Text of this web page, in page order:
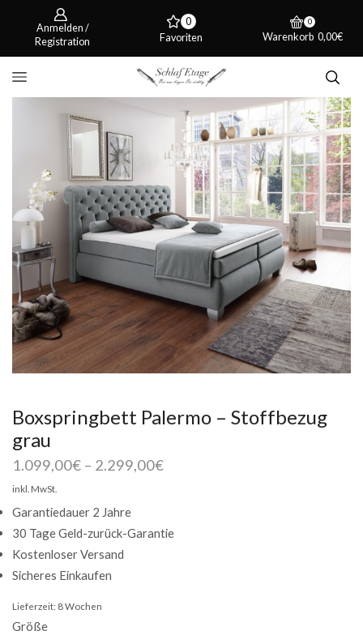
Anmelden /
Registration
0
Favoriten
0
Warenkorb 0,00€
Boxspringbett Palermo – Stoffbezug
grau
1.099,00€ – 2.299,00€
inkl. MwSt.
Garantiedauer 2 Jahre
30 Tage Geld-zurück-Garantie
Kostenloser Versand
Sicheres Einkaufen
Lieferzeit: 8 Wochen
Größe